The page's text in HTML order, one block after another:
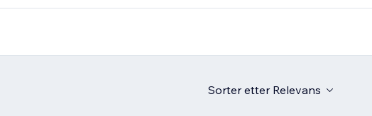
Sorter etter Relevans